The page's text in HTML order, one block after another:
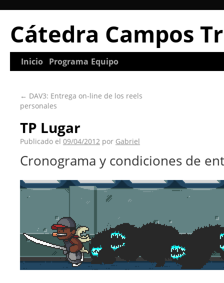
Cátedra Campos
Inicio Programa Equipo
← DAV3: Entrega on-line de los reels
personales
TP Lugar
Publicado el 09/04/2012 por Gabriel
Cronograma y condiciones de